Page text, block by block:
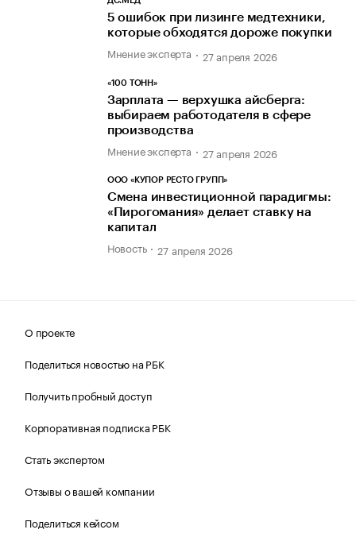
5 ошибок при лизинге медтехники,
которые обходятся дороже покупки
Мнение эксперта 27 апреля 2026
«100 ТОНН»
Зарплата — верхушка айсберга:
выбираем работодателя в сфере
производства
Мнение эксперта 27 апреля 2026
ООО «КУПОР РЕСТО ГРУПП»
Смена инвестиционной парадигмы:
«Пирогомания» делает ставку на
капитал
Новость 27 апреля 2026
О проекте
Поделиться новостью на РБК
Получить пробный доступ
Корпоративная подписка РБК
Стать экспертом
Отзывы о вашей компании
Поделиться кейсом